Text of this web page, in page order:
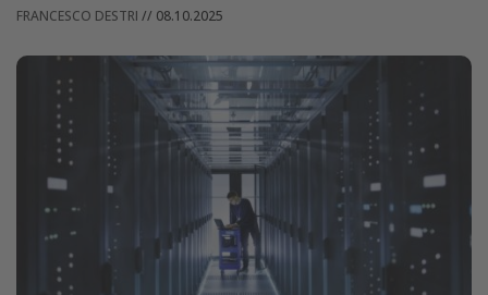
FRANCESCO DESTRI // 08.10.2025